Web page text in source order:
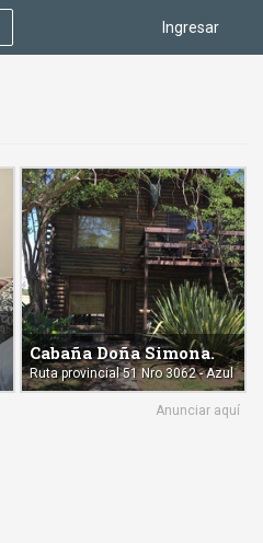
Ingresar
Cabaña Doña Simona.
Ruta provincial 51 Nro 3062 - Azul
Anunciar aquí